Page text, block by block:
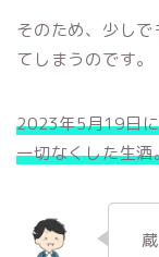
そのため、少し
てしまうのです。
2023年5月19日
一切なくした生酒